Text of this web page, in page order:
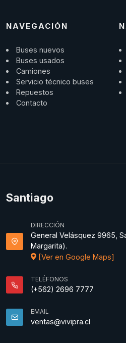
NAVEGACIÓN
Buses nuevos
Buses usados
Camiones
Servicio técnico buses
Repuestos
Contacto
Santiago
DIRECCIÓN
General Velásquez 9965,
Margarita).
[Ver en Google Maps]
TELÉFONOS
(+562) 2696 7777
EMAIL
ventas@vivipra.cl